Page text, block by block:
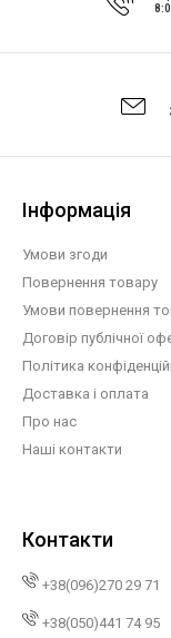
Інформація
Умови згоди
Повернення товару
Умови повернення
Договір публічної
Політика
Доставка і оплата
Про нас
Наші контакти
Контакти
+38(096)270 29 71
+38(050)441 74 95